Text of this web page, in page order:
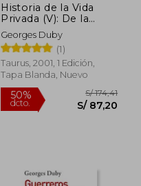
Historia de la Vida
Privada (V): De la
Primera Guerra
Mundial a n Uestros
Dias
Georges Duby
(1)
Taurus, 2001, 1 Edición,
Tapa Blanda, Nuevo